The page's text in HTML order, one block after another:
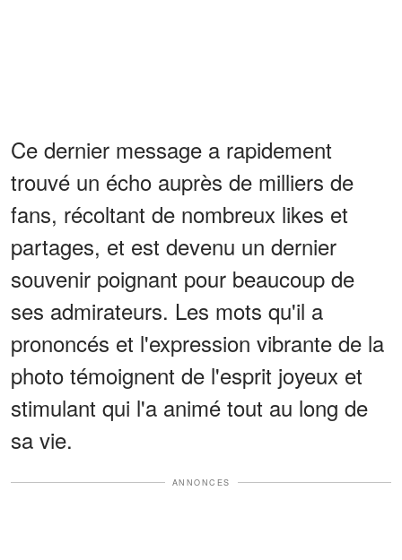
Ce dernier message a rapidement
trouvé un écho auprès de milliers de
fans, récoltant de nombreux likes et
partages, et est devenu un dernier
souvenir poignant pour beaucoup de
ses admirateurs. Les mots qu'il a
prononcés et l'expression vibrante de la
photo témoignent de l'esprit joyeux et
stimulant qui l'a animé tout au long de
sa vie.
ANNONCES